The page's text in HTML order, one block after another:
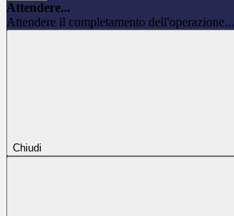
Attendere...
Attendere il completamento dell'operazione...
Chiudi